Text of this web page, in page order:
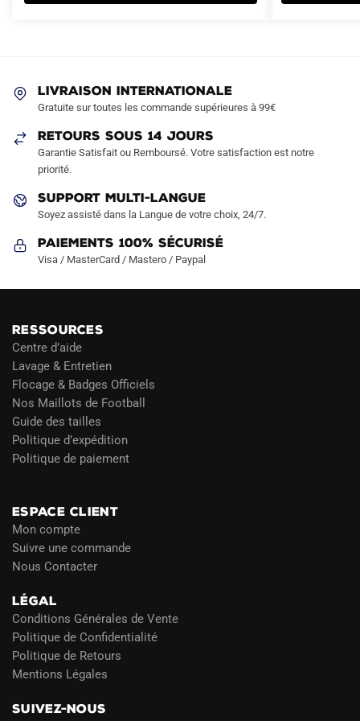
être
choisies
sur
page
produit
LIVRAISON INTERNATIONALE
Gratuite sur toutes les commande supérieures à 99€
RETOURS SOUS 14 JOURS
Garantie Satisfait ou Remboursé. Votre satisfaction est notre
priorité.
SUPPORT MULTI-LANGUE
Soyez assisté dans la Langue de votre choix, 24/7.
Paiements 100% Sécurisé
Visa / MasterCard / Mastero / Paypal
RESSOURCES
Centre d’aide
Lavage & Entretien
Flocage & Badges Officiels
Nos Maillots de Football
Guide des tailles
Politique d’expédition
Politique de paiement
ESPACE CLIENT
Mon compte
Suivre une commande
Nous Contacter
LÉGAL
Conditions Générales de Vente
Politique de Confidentialité
Politique de Retours
Mentions Légales
SUIVEZ-NOUS